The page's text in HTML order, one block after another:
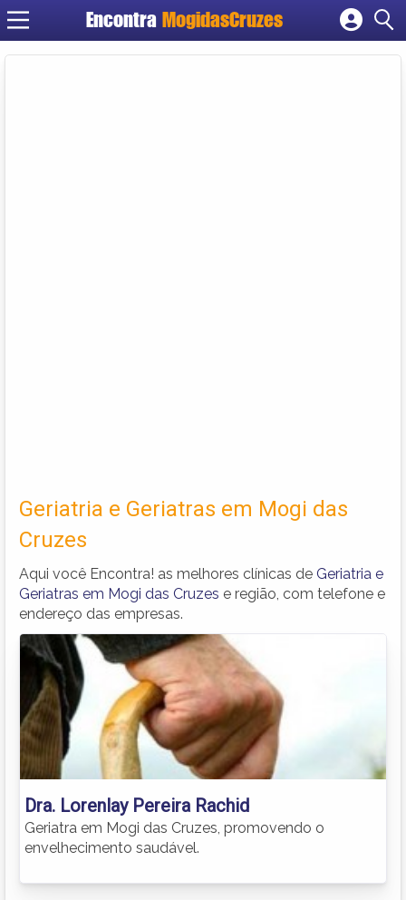
Encontra MogidasCruzes
Cadastrar empresa
Geriatria e Geriatras em Mogi das
Cruzes
Aqui você Encontra! as melhores clínicas de Geriatria e
Geriatras em Mogi das Cruzes e região, com telefone e
endereço das empresas.
Dra. Lorenlay Pereira Rachid
Geriatra em Mogi das Cruzes, promovendo o
envelhecimento saudável.